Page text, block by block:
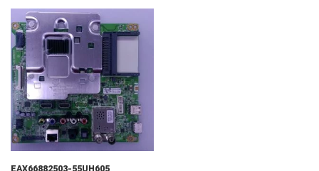
EAX66882503-55UH605